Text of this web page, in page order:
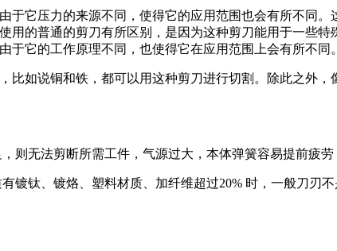
它压力的来源不同，使得它的应用范围也会有所不同
的普通的剪刀有所区别，是因为这种剪刀能用于一些
它的工作原理不同，也使得它在应用范围上会有所不同。
比如说铜和铁，都可以用这种剪刀进行切割。除此之外
则无法剪断所需工件，气源过大，本体弹簧容易提前疲
镀钛、镀烙、塑料材质、加纤维超过20% 时，一般刀刃